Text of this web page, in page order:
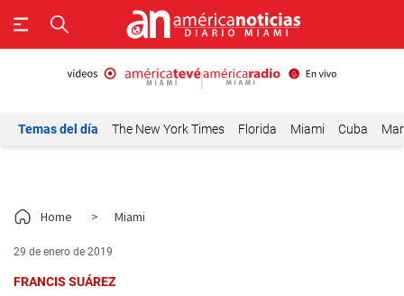
Temas del día The New York Times Florida Miami Cuba
Home > Miami
29 de enero de 2019
FRANCIS SUÁREZ